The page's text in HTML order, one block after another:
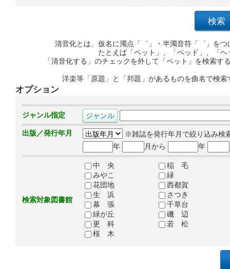
清音化とは、仮名に濁点「゛」・半濁音符「゜」を
たとえば「ペット」、「ベッド」、「
「清音化する」のチェックを外して「ペット」を検索
洋楽等「原題」と「邦題」があるものを曲名で検
オプション
ジャンル指定
出版／発行年月
※雑誌を発行年月で絞り込み検
年
月から 年
検索対象図書館
中 央
稲 毛
みやこ
緑
花団地
西都賀
生 浜
さつき
幕 張
千草台
緑が丘
磯 辺
更 科
若 松
桜 木